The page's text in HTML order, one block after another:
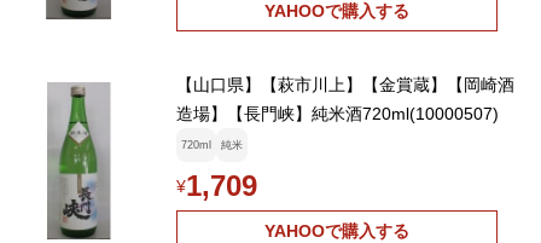
YAHOOで購入する
【山口県】【萩市川上】【金賞蔵】【岡崎酒
造場】【長門峡】純米酒720ml(10000507)
720ml 純米
¥1,709
YAHOOで購入する